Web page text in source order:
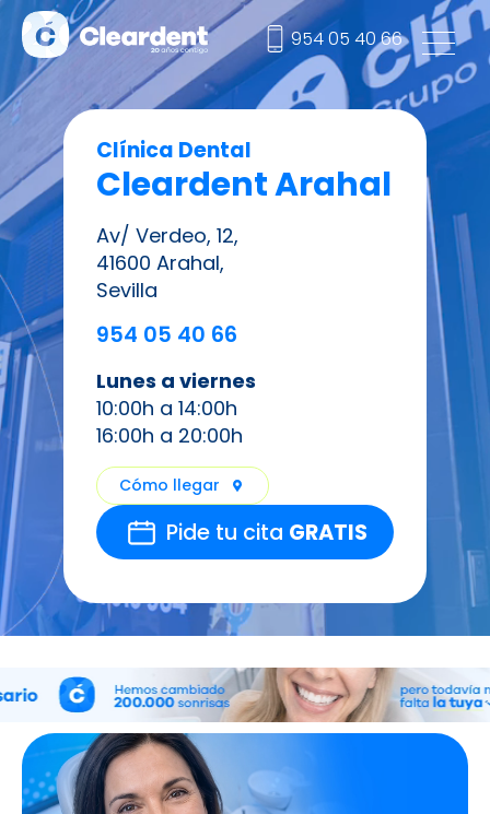
954 05 40 66
Clínica Dental
Cleardent Arahal
Av/ Verdeo, 12,
41600 Arahal,
Sevilla
954 05 40 66
Lunes a viernes
10:00h a 14:00h
16:00h a 20:00h
Cómo llegar
Pide tu cita GRATIS